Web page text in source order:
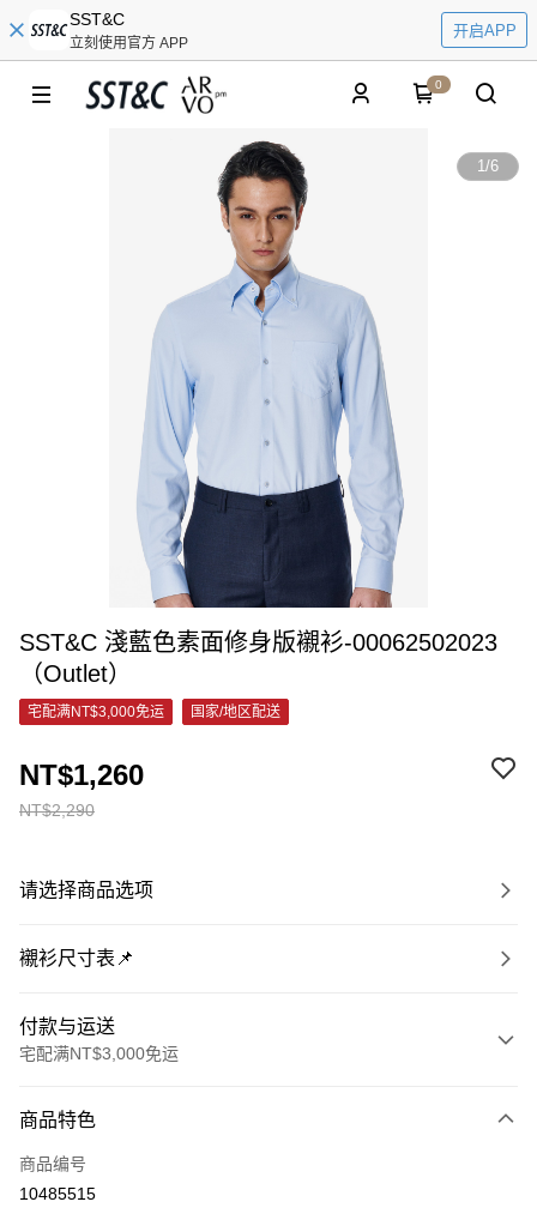
SST&C
立刻使用官方 APP
开启APP
0
1/6
SST&C 淺藍色素面修身版襯衫-00062502023
（Outlet）
宅配满NT$3,000免运 国家/地区配送
NT$2,290
NT$1,260
请选择商品选项
襯衫尺寸表📌
付款与运送
宅配满NT$3,000免运
信用卡一次付款
信用卡分期付款
商品特色
商品编号
10485515